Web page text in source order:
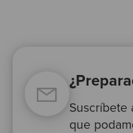
Suscríbete
que